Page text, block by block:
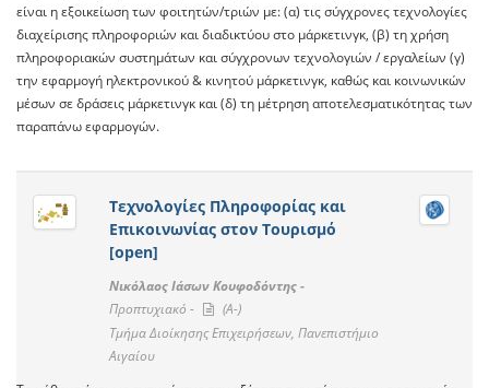
είναι η εξοικείωση των φοιτητών/τριών με: (α) τις σύγχρονες τεχνολογίες
διαχείρισης πληροφοριών και διαδικτύου στο μάρκετινγκ, (β) τη χρήση
πληροφοριακών συστημάτων και σύγχρονων τεχνολογιών / εργαλείων (γ)
την εφαρμογή ηλεκτρονικού & κινητού μάρκετινγκ, καθώς και κοινωνικών
μέσων σε δράσεις μάρκετινγκ και (δ) τη μέτρηση αποτελεσματικότητας των
παραπάνω εφαρμογών.
Τεχνολογίες Πληροφορίας και
Επικοινωνίας στον Τουρισμό
[open]
Νικόλαος Ιάσων Κουφοδόντης -
Προπτυχιακό -
(A-)
Τμήμα Διοίκησης Επιχειρήσεων, Πανεπιστήμιο
Αιγαίου